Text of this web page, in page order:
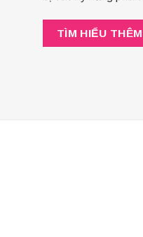
TÌM HIỂU THÊM